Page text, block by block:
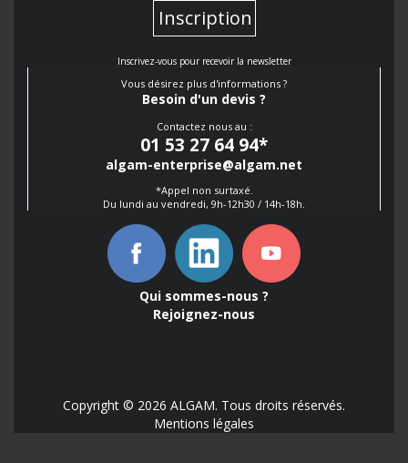
Inscription
Inscrivez-vous pour recevoir la newsletter
Vous désirez plus d'informations ?
Besoin d'un devis ?
Contactez nous au :
01 53 27 64 94*
algam-enterprise@algam.net
*Appel non surtaxé.
Du lundi au vendredi, 9h-12h30 / 14h-18h.
Qui sommes-nous ?
Rejoignez-nous
Copyright © 2026 ALGAM. Tous droits réservés.
Mentions légales